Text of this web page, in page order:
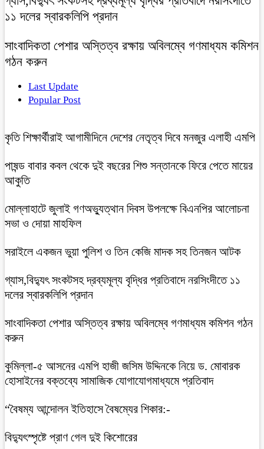
১১ দলের স্বারকলিপি প্রদান
সাংবাদিকতা পেশার অস্তিত্ব রক্ষায় অবিলম্বে গণমাধ্যম কমিশন
গঠন করুন
Last Update
Popular Post
কৃতি শিক্ষার্থীরাই আগামীদিনে দেশের নেতৃত্ব দিবে মনজুর এলাহী এমপি
পাষন্ড বাবার কবল থেকে দুই বছরের শিশু সন্তানকে ফিরে পেতে মায়ের
আকুতি
মোল্লাহাটে জুলাই গণঅভ্যুত্থান দিবস উপলক্ষে বিএনপির আলোচনা
সভা ও দোয়া মাহফিল
সরাইলে একজন ভুয়া পুলিশ ও তিন কেজি মাদক সহ তিনজন আটক
গ্যাস,বিদ্যুৎ সংকটসহ দ্রব্যমূল্য বৃদ্ধির প্রতিবাদে নরসিংদীতে ১১
দলের স্বারকলিপি প্রদান
সাংবাদিকতা পেশার অস্তিত্ব রক্ষায় অবিলম্বে গণমাধ্যম কমিশন গঠন
করুন
কুমিল্লা-৫ আসনের এমপি হাজী জসিম উদ্দিনকে নিয়ে ড. মোবারক
হোসাইনের বক্তব্যে সামাজিক যোগাযোগমাধ্যমে প্রতিবাদ
“বৈষম্য আন্দোলন ইতিহাসে বৈষম্যের শিকার:-
বিদ্যুৎস্পৃষ্টে প্রাণ গেল দুই কিশোরের